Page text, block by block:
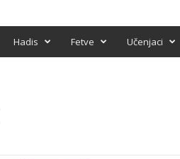
Hadis Fetve Učenjaci